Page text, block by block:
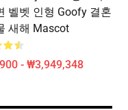
벨벳 인형 Goofy 결혼
새해 Mascot
- ₩3,949,348